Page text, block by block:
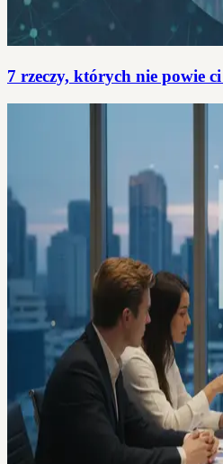
7 rzeczy, których nie powie